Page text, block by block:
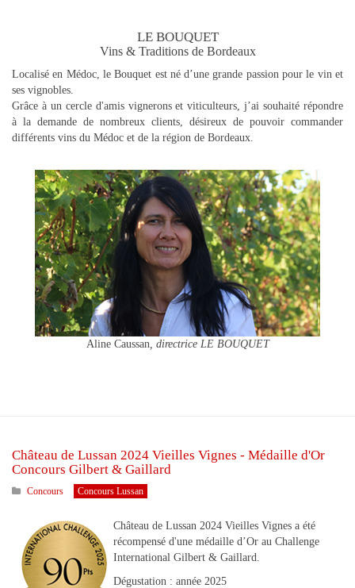
LE BOUQUET
Vins & Traditions de Bordeaux
Localisé en Médoc, le Bouquet est né d’une grande passion pour le vin et
ses vignobles.
Grâce à un cercle d'amis vignerons et viticulteurs, j’ai souhaité répondre
à la demande de nombreux clients, désireux de pouvoir commander
différents vins du Médoc et de la région de Bordeaux.
Aline Caussan, directrice LE BOUQUET
Château de Lussan 2024 Vieilles Vignes - Médaille d'Or
Concours Gilbert & Gaillard
Concours Concours Lussan
Château de Lussan 2024 Vieilles Vignes a été
récompensé d'une médaille d’Or au Challenge
International Gilbert & Gaillard.
Dégustation : année 2025